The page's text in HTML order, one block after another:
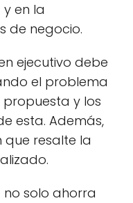
en la
de negocio.
ejecutivo debe
el problema
y los
esta. Además,
que resalte la
no solo ahorra